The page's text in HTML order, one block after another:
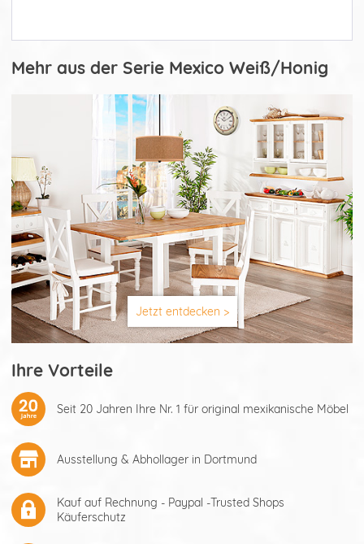
Mehr aus der Serie Mexico Weiß/Honig
Jetzt entdecken >
Ihre Vorteile
Seit 20 Jahren Ihre Nr. 1 für original mexikanische Möbel
Ausstellung & Abhollager in Dortmund
Kauf auf Rechnung - Paypal -Trusted Shops
Käuferschutz